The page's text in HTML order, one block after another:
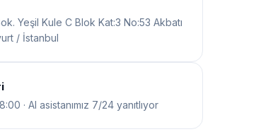
Yeşil Kule C Blok Kat:3 No:53 Akbatı
/ İstanbul
· AI asistanımız 7/24 yanıtlıyor